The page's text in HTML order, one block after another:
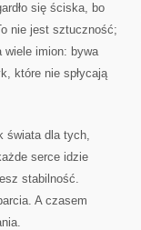
się ściska, bo
nie jest sztuczność;
wiele imion: bywa
które nie spłycają
świata dla tych,
serce idzie
stabilność.
A czasem